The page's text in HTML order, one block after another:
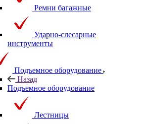
Ремни багажные
Ударно-слесарные
инструменты
Подъемное оборудование
Назад
Подъемное оборудование
Лестницы